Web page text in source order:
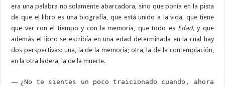
era una palabra no solamente abarcadora, sino que ponía en la pista
de que el libro es una biografía, que está unido a la vida, que tiene
que ver con el tiempo y con la memoria, que todo es Edad,y que
además el libro se escribía en una edad determinada en la cual hay
dos perspectivas: una, la de la memoria; otra, la de la contemplación,
en la otra ladera, la de la muerte.
— ¿No te sientes un poco traicionado cuando, ahora